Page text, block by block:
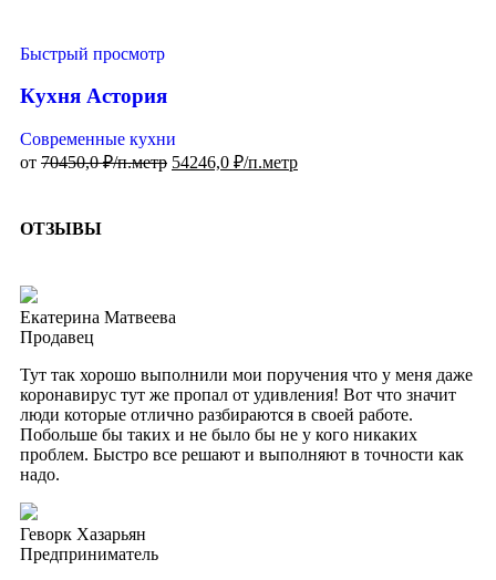
Быстрый просмотр
Кухня Астория
Современные кухни
от 70450,0₽/п.метр 54246,0 ₽/п.метр
ОТЗЫВЫ
Екатерина Матвеева
Продавец
Тут так хорошо выполнили мои поручения что у меня даже
коронавирус тут же пропал от удивления! Вот что значит
люди которые отлично разбираются в своей работе.
Побольше бы таких и не было бы не у кого никаких
проблем. Быстро все решают и выполняют в точности как
надо.
Геворк Хазарьян
Предприниматель